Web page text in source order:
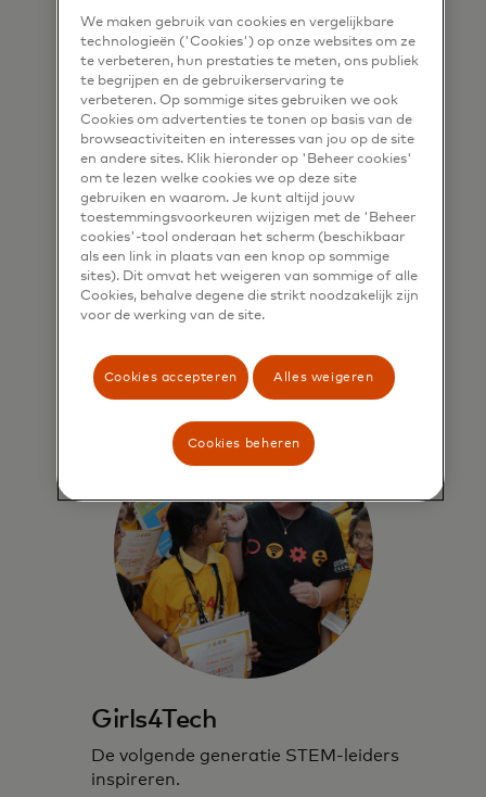
Impact op de
gemeenschap
Een positieve, blijvende impact
creëren in onze gemeenschappen.
Meer informatie
Girls4Tech
De volgende generatie STEM-leiders
inspireren.
We maken gebruik van cookies en vergelijkbare
technologieën ('Cookies') op onze websites om ze
te verbeteren, hun prestaties te meten, ons publiek
te begrijpen en de gebruikerservaring te
verbeteren. Op sommige sites gebruiken we ook
Cookies om advertenties te tonen op basis van de
browseactiviteiten en interesses van jou op de site
en andere sites. Klik hieronder op 'Beheer cookies'
om te lezen welke cookies we op deze site
gebruiken en waarom. Je kunt altijd jouw
toestemmingsvoorkeuren wijzigen met de 'Beheer
cookies'-tool onderaan het scherm (beschikbaar
als een link in plaats van een knop op sommige
sites). Dit omvat het weigeren van sommige of alle
Cookies, behalve degene die strikt noodzakelijk zijn
voor de werking van de site.
Cookies accepteren Alles weigeren
Cookies beheren